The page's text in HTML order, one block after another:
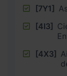
[7Y1]
[4I3]
[4X3]